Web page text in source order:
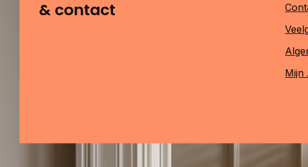
& contact
Mijn